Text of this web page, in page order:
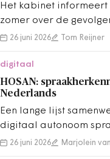
Het kabinet
zomer over de
extra financiële
26 juni 2026 Tom Reijner
digitaal
HOSAN:
Nederlands
Een lange lijst
digitaal autonoom
verschijningsvormen
26 juni 2026 Marjolein